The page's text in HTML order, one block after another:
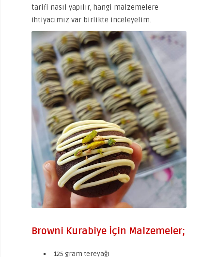
tarifi nasıl yapılır, hangi malzemelere
ihtiyacımız var birlikte inceleyelim.
Browni Kurabiye İçin Malzemeler;
125 gram tereyağı